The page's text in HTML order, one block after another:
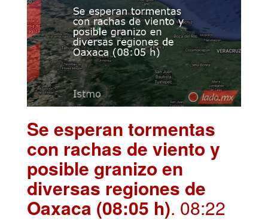
Se esperan tormentas
con rachas de viento y
posible granizo en
diversas regiones de
Oaxaca (08:05 h). 08:22